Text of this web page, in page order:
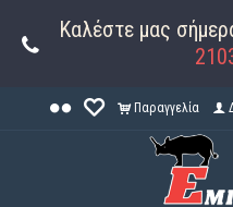
Καλέστε μας
Παραγγελία